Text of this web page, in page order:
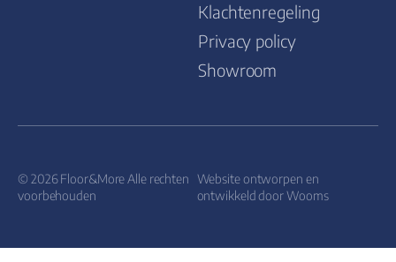
Klachtenregeling
Privacy policy
Showroom
© 2026 Floor&More Alle rechten
voorbehouden
Website ontworpen en
ontwikkeld doorWooms